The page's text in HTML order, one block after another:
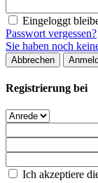
Eingeloggt
Passwort vergessen?
Sie haben noch
Abbrechen
Registrierung bei
Ich akzeptiere